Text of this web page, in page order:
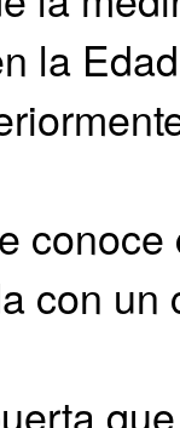
la
con un